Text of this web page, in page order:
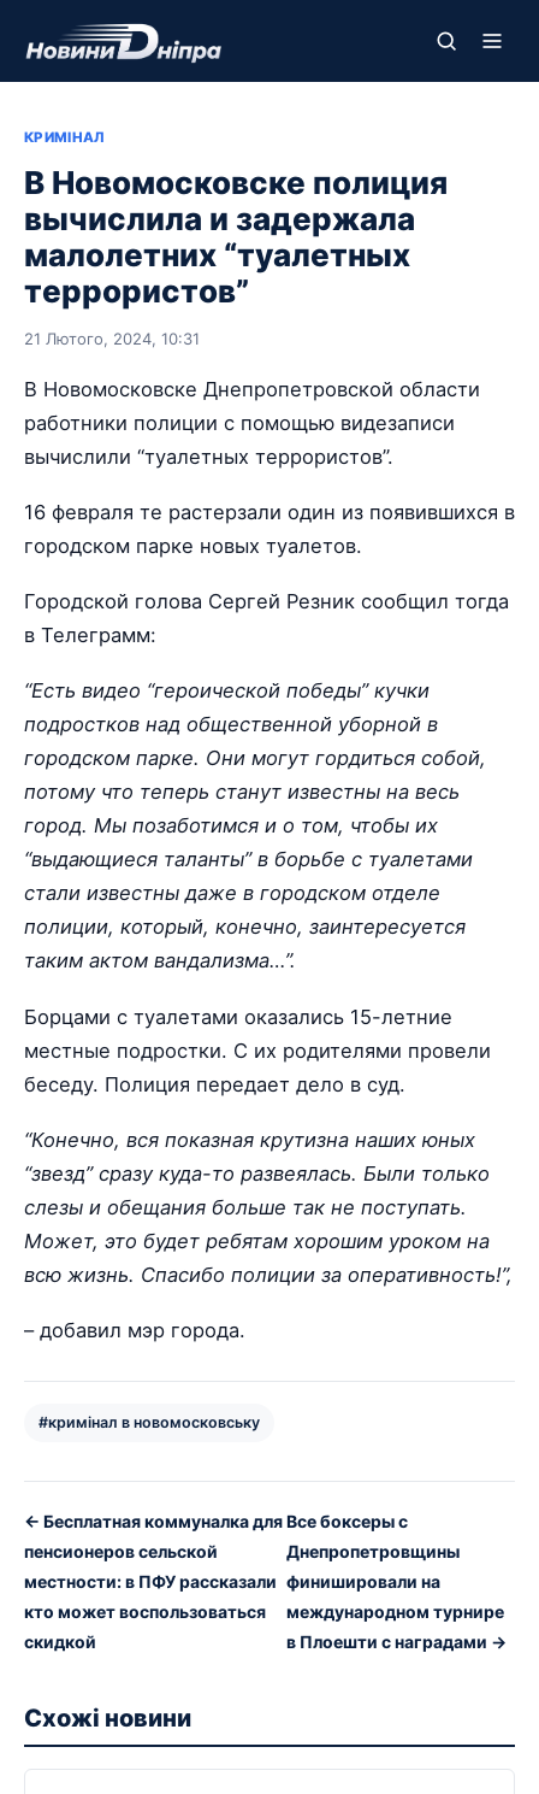
КРИМІНАЛ
В Новомосковске полиция
вычислила и задержала
малолетних “туалетных
террористов”
21 Лютого, 2024, 10:31
В Новомосковске Днепропетровской области
работники полиции с помощью видезаписи
вычислили “туалетных террористов”.
16 февраля те растерзали один из появившихся в
городском парке новых туалетов.
Городской голова Сергей Резник сообщил тогда
в Телеграмм:
“Есть видео “героической победы” кучки
подростков над общественной уборной в
городском парке. Они могут гордиться собой,
потому что теперь станут известны на весь
город. Мы позаботимся и о том, чтобы их
“выдающиеся таланты” в борьбе с туалетами
стали известны даже в городском отделе
полиции, который, конечно, заинтересуется
таким актом вандализма…”.
Борцами с туалетами оказались 15-летние
местные подростки. С их родителями провели
беседу. Полиция передает дело в суд.
“Конечно, вся показная крутизна наших юных
“звезд” сразу куда-то развеялась. Были только
слезы и обещания больше так не поступать.
Может, это будет ребятам хорошим уроком на
всю жизнь. Спасибо полиции за оперативность!”,
– добавил мэр города.
#кримінал в новомосковську
← Бесплатная коммуналка для
пенсионеров сельской
местности: в ПФУ рассказали
кто может воспользоваться
скидкой
Все боксеры с
Днепропетровщины
финишировали на
международном турнире
в Плоешти с наградами →
Схожі новини